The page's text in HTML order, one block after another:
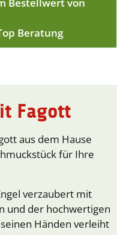
Beratung
Fagott
aus dem Hause
für Ihre
verzaubert mit
und der hochwertigen
Händen verleiht